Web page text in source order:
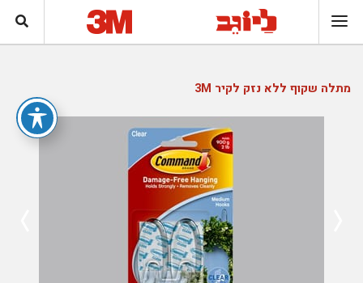
מתלה שקוף ללא נזק לקיר 3M